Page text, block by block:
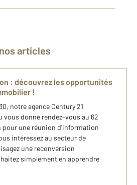
nos articles
: découvrez les opportunités
!
notre agence Century 21
vous donne rendez-vous au 62
pour une réunion d'information
intéressez au secteur de
une reconversion
simplement en apprendre